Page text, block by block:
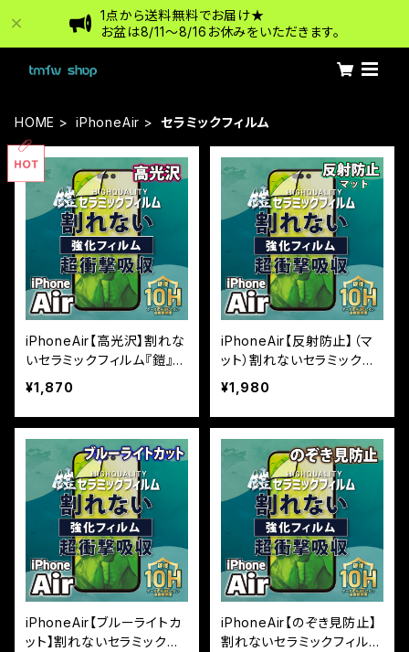
1点から送料無料でお届け★
お盆は8/11〜8/16お休みをいただきます。
HOME iPhoneAir セラミックフィルム
iPhoneAir【高光沢】割れな
いセラミックフィルム『鎧』全
面フルカバー
¥1,870
iPhoneAir【反射防止】（マ
ット）割れないセラミックフ
ィルム『鎧』全面フルカバー
¥1,980
iPhoneAir【ブルーライトカ
ット】割れないセラミックフ
iPhoneAir【のぞき見防止】
割れないセラミックフィルム